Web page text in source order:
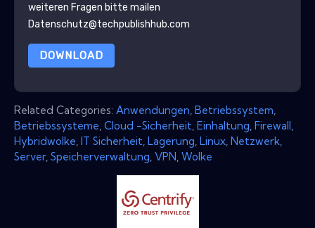
weiteren Fragen bitte mailen
Datenschutz@techpublishhub.com
DOWNLOAD
Related Categories: Anwendungen Betriebssystem
Betriebssysteme Cloud -Sicherheit Einhaltung Firewall
Hybridwolke IT Sicherheit Lagerung Linux Netzwerk
Server, Speicherverwaltung VPN Wolke